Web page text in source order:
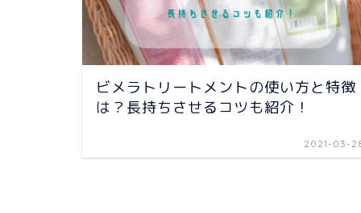
ビメラトリートメントの使い方と特徴
は？長持ちさせるコツも紹介！
2021-03-